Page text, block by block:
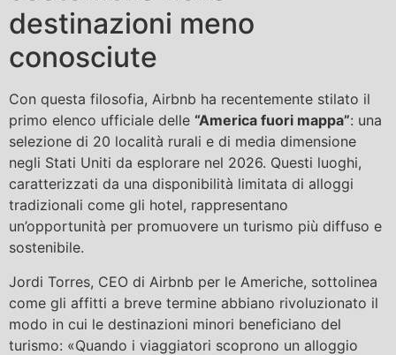
destinazioni meno
conosciute
Con questa filosofia, Airbnb ha recentemente stilato il
primo elenco ufficiale delle “America fuori mappa”: una
selezione di 20 località rurali e di media dimensione
negli Stati Uniti da esplorare nel 2026. Questi luoghi,
caratterizzati da una disponibilità limitata di alloggi
tradizionali come gli hotel, rappresentano
un’opportunità per promuovere un turismo più diffuso e
sostenibile.
Jordi Torres, CEO di Airbnb per le Americhe, sottolinea
come gli affitti a breve termine abbiano rivoluzionato il
modo in cui le destinazioni minori beneficiano del
turismo: «Quando i viaggiatori scoprono un alloggio